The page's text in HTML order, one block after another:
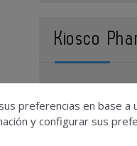
Kiosco
preferencias en base a
y configurar sus